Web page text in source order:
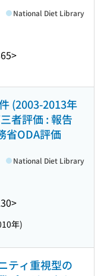
National Diet Library
(2003-2013年
者評価 : 報告
省ODA評価
National Diet Library
年)
ティ重視型の